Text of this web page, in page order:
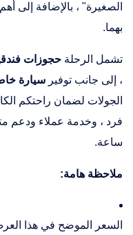
الصغيرة" ، بالإضافة إلى
بهما.
تشمل الرحلة حجوزات
، إلى جانب توفير سيارة
الجولات لضمان راحتكم
فرد
ساعة.
ملاحظة هامة:
السعر الموضح في هذا